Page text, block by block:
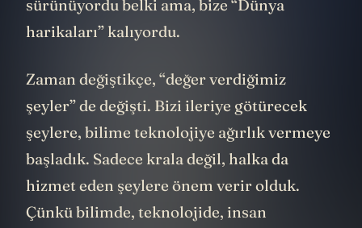
sürünüyordu belki ama, bize “Dünya
harikaları” kalıyordu.
Zaman değiştikçe, “değer verdiğimiz
şeyler” de değişti. Bizi ileriye götürecek
şeylere, bilime teknolojiye ağırlık vermeye
başladık. Sadece krala değil, halka da
hizmet eden şeylere önem verir olduk.
Çünkü bilimde, teknolojide, insan